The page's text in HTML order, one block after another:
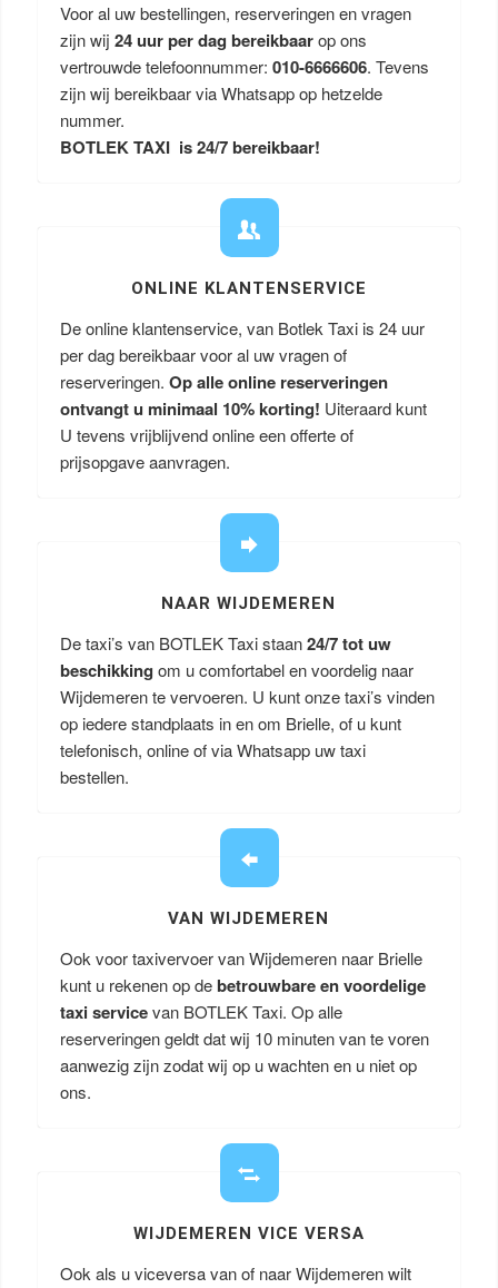
Voor al uw bestellingen, reserveringen en vragen
zijn wij 24 uur per dag bereikbaarop ons
vertrouwde telefoonnummer: 010-6666606. Tevens
zijn wij bereikbaar via Whatsapp op hetzelde
nummer.
BOTLEK TAXI is 24/7 bereikbaar!
ONLINE KLANTENSERVICE
De online klantenservice, van Botlek Taxi is 24 uur
per dag bereikbaar voor al uw vragen of
reserveringen. Op alle online reserveringen
ontvangt u minimaal 10% korting! Uiteraard kunt
U tevens vrijblijvend online een offerte of
prijsopgave aanvragen.
NAAR WIJDEMEREN
De taxi’s van BOTLEK Taxi staan24/7 tot uw
beschikking om u comfortabel en voordelig naar
Wijdemeren te vervoeren. U kunt onze taxi’s vinden
op iedere standplaats in en om Brielle, of u kunt
telefonisch, online of via Whatsapp uw taxi
bestellen.
VAN WIJDEMEREN
Ook voor taxivervoer van Wijdemeren naar Brielle
kunt u rekenen op debetrouwbare en voordelige
taxi servicevan BOTLEK Taxi. Op alle
reserveringen geldt dat wij 10 minuten van te voren
aanwezig zijn zodat wij op u wachten en u niet op
ons.
WIJDEMEREN VICE VERSA
Ook als u viceversa van of naar Wijdemeren wilt